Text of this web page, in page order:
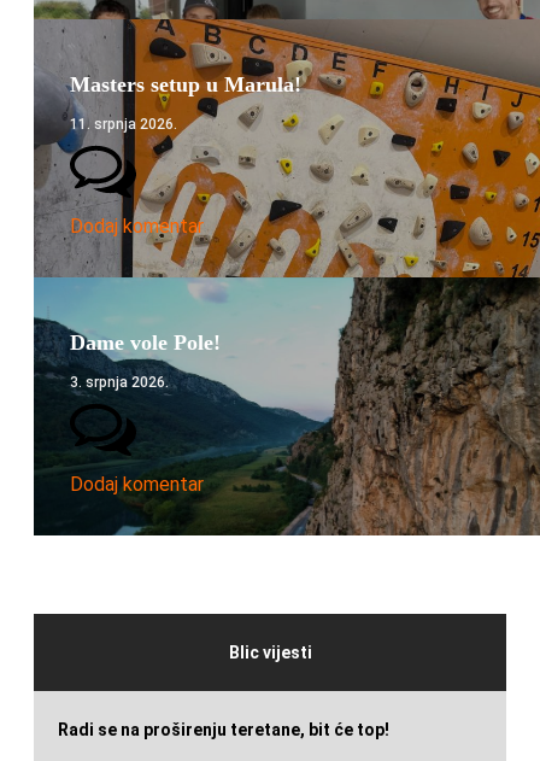
Masters setup u Marula!
11. srpnja 2026.
Dodaj komentar
Dame vole Pole!
3. srpnja 2026.
Dodaj komentar
Blic vijesti
Radi se na proširenju teretane, bit će top!